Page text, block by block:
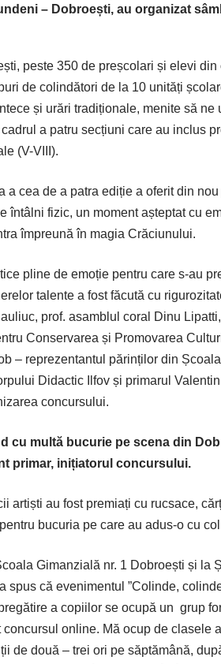
– Dobroești, au organizat
peste 350 de preșcolari și elevi
de colindători de la 10 unități
și urări tradiționale, menite să ne
a patru secțiuni care au inclus
(V-VIII).
a cea de a patra ediție a oferit din
întâlni fizic, un moment așteptat cu
împreună în magia Crăciunului.
pline de emoție pentru care s-au
talente a fost făcută cu
prof. asamblul coral Dinu
Conservarea și Promovarea
– reprezentantul părinților din
Didactic Ilfov și primarul
concursului.
cu multă bucurie pe scena din
primar, iniția­torul concursului.
artiști au fost premiați cu rucsace,
bucuria pe care au adus-o cu
Gimanzială nr. 1 Dobroești și la
spus că evenimentul ”Colinde,
a copiilor se ocupă un grup
online. Mă ocup de clasele
de două – trei ori pe săptămână,